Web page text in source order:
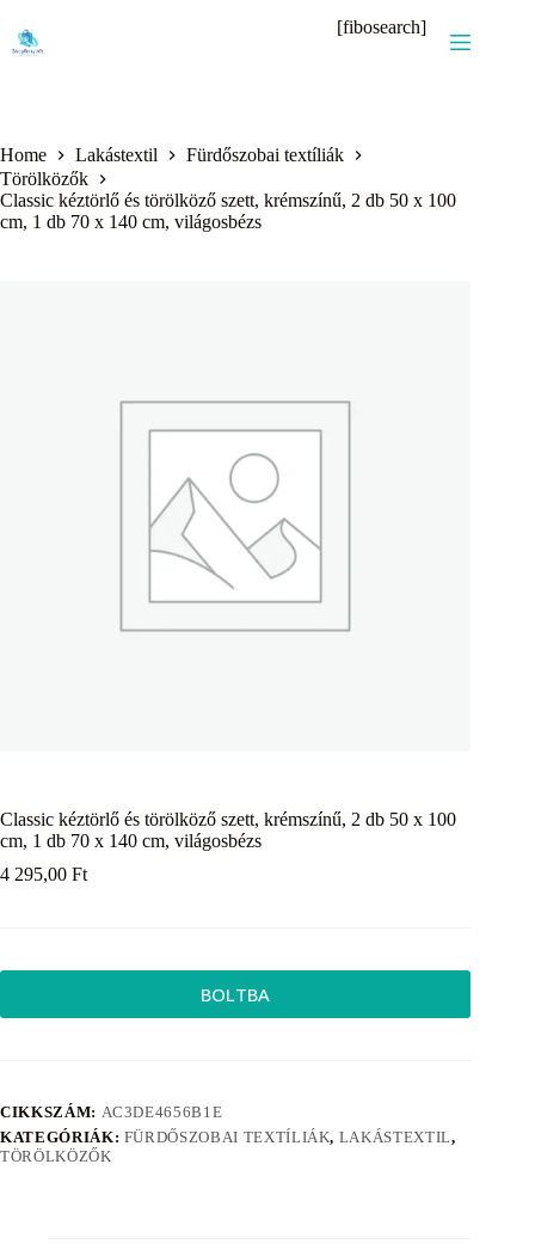
content
[fibosearch]
Home Lakástextil
Fürdőszobai textíliák
Törölközők
Classic kéztörlő és törölköző szett, krémszínű, 2 db 50 x 100
cm, 1 db 70 x 140 cm, világosbézs
Classic kéztörlő és törölköző szett, krémszínű, 2 db 50 x 100
cm, 1 db 70 x 140 cm, világosbézs
4 295,00 Ft
BOLTBA
CIKKSZÁM: AC3DE4656B1E
KATEGÓRIÁK: FÜRDŐSZOBAI TEXTÍLIÁK, LAKÁSTEXTIL,
TÖRÖLKÖZŐK